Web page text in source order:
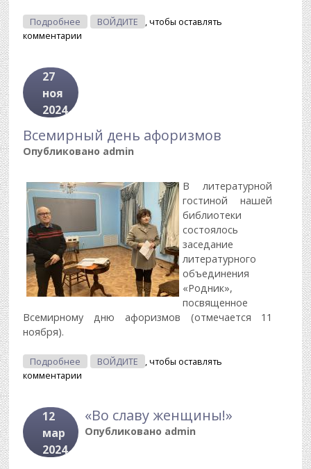
Подробнее О Заседание Литературного Объединения
«Родник»
ВОЙДИТЕ
, чтобы оставлять
комментарии
27
ноя
2024
Всемирный день афоризмов
Опубликовано admin
В литературной
гостиной нашей
библиотеки
состоялось
заседание
литературного
объединения
«Родник»,
посвященное
Всемирному дню афоризмов (отмечается 11
ноября).
Подробнее О Всемирный День Афоризмов
ВОЙДИТЕ
, чтобы оставлять
комментарии
12
мар
2024
«Во славу женщины!»
Опубликовано admin